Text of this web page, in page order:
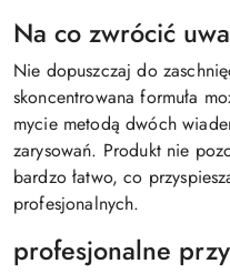
Na co zwrócić
Nie dopuszczaj do
skoncentrowana formuła
mycie metodą dwóch
zarysowań. Produkt nie
bardzo łatwo, co
profesjonalnych.
profesjonalne